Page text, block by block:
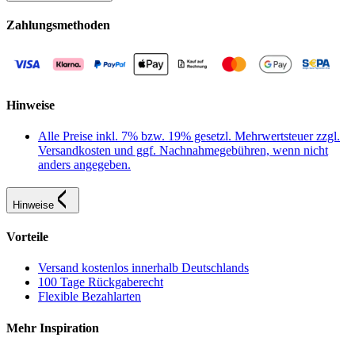
Zahlungsmethoden
Hinweise
Alle Preise inkl. 7% bzw. 19% gesetzl. Mehrwertsteuer zzgl.
Versandkosten und ggf. Nachnahmegebühren, wenn nicht
anders angegeben.
Hinweise
Vorteile
Versand kostenlos innerhalb Deutschlands
100 Tage Rückgaberecht
Flexible Bezahlarten
Mehr Inspiration